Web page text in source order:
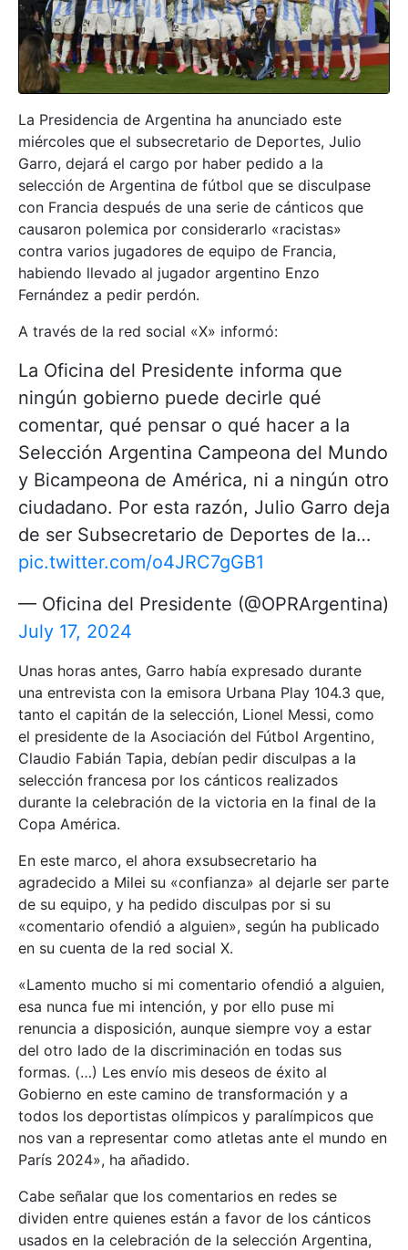
La Presidencia de Argentina ha anunciado este
miércoles que el subsecretario de Deportes, Julio
Garro, dejará el cargo por haber pedido a la
selección de Argentina de fútbol que se disculpase
con Francia después de una serie de cánticos que
causaron polemica por considerarlo «racistas»
contra varios jugadores de equipo de Francia,
habiendo llevado al jugador argentino Enzo
Fernández a pedir perdón.
A través de la red social «X» informó:
La Oficina del Presidente informa que
ningún gobierno puede decirle qué
comentar, qué pensar o qué hacer a la
Selección Argentina Campeona del Mundo
y Bicampeona de América, ni a ningún otro
ciudadano. Por esta razón, Julio Garro deja
de ser Subsecretario de Deportes de la…
pic.twitter.com/o4JRC7gGB1
— Oficina del Presidente (@OPRArgentina)
July 17, 2024
Unas horas antes, Garro había expresado durante
una entrevista con la emisora Urbana Play 104.3 que,
tanto el capitán de la selección, Lionel Messi, como
el presidente de la Asociación del Fútbol Argentino,
Claudio Fabián Tapia, debían pedir disculpas a la
selección francesa por los cánticos realizados
durante la celebración de la victoria en la final de la
Copa América.
En este marco, el ahora exsubsecretario ha
agradecido a Milei su «confianza» al dejarle ser parte
de su equipo, y ha pedido disculpas por si su
«comentario ofendió a alguien», según ha publicado
en su cuenta de la red social X.
«Lamento mucho si mi comentario ofendió a alguien,
esa nunca fue mi intención, y por ello puse mi
renuncia a disposición, aunque siempre voy a estar
del otro lado de la discriminación en todas sus
formas. (…) Les envío mis deseos de éxito al
Gobierno en este camino de transformación y a
todos los deportistas olímpicos y paralímpicos que
nos van a representar como atletas ante el mundo en
París 2024», ha añadido.
Cabe señalar que los comentarios en redes se
dividen entre quienes están a favor de los cánticos
usados en la celebración de la selección Argentina,